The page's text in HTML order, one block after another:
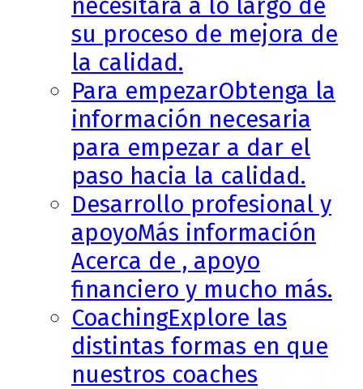
necesitará a lo largo de
su proceso de mejora de
la calidad.
Para empezarObtenga la
información necesaria
para empezar a dar el
paso hacia la calidad.
Desarrollo profesional y
apoyoMás información
Acerca de , apoyo
financiero y mucho más.
CoachingExplore las
distintas formas en que
nuestros coaches